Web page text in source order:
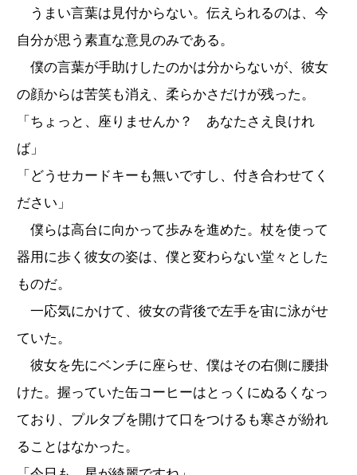
うまい言葉は見付からない。伝えられるのは、今
自分が思う素直な意見のみである。
僕の言葉が手助けしたのかは分からないが、彼女
の顔からは苦笑も消え、柔らかさだけが残った。
「ちょっと、座りませんか？ あなたさえ良けれ
ば」
「どうせカードキーも無いですし、付き合わせてく
ださい」
僕らは高台に向かって歩みを進めた。杖を使って
器用に歩く彼女の姿は、僕と変わらない堂々とした
ものだ。
一応気にかけて、彼女の背後で左手を宙に泳がせ
ていた。
彼女を先にベンチに座らせ、僕はその右側に腰掛
けた。握っていた缶コーヒーはとっくにぬるくなっ
ており、プルタブを開けて口をつけるも寒さが紛れ
ることはなかった。